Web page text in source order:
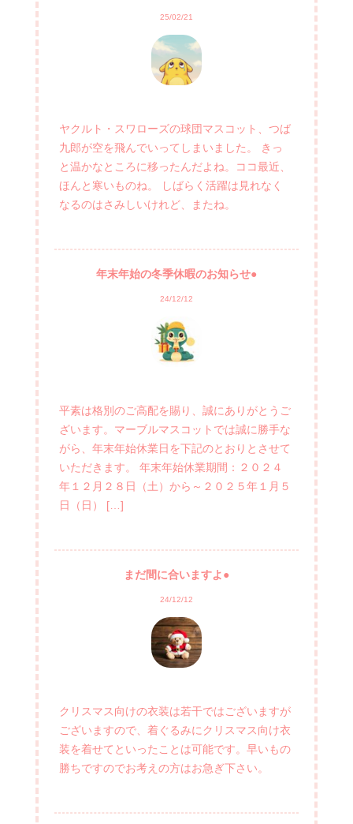
25/02/21
ヤクルト・スワローズの球団マスコット、つば
九郎が空を飛んでいってしまいました。 きっ
と温かなところに移ったんだよね。ココ最近、
ほんと寒いものね。 しばらく活躍は見れなく
なるのはさみしいけれど、またね。
年末年始の冬季休暇のお知らせ●
24/12/12
平素は格別のご高配を賜り、誠にありがとうご
ざいます。マーブルマスコットでは誠に勝手な
がら、年末年始休業日を下記のとおりとさせて
いただきます。 年末年始休業期間：２０２４
年１２月２８日（土）から～２０２５年１月５
日（日） […]
まだ間に合いますよ●
24/12/12
クリスマス向けの衣装は若干ではございますが
ございますので、着ぐるみにクリスマス向け衣
装を着せてといったことは可能です。早いもの
勝ちですのでお考えの方はお急ぎ下さい。